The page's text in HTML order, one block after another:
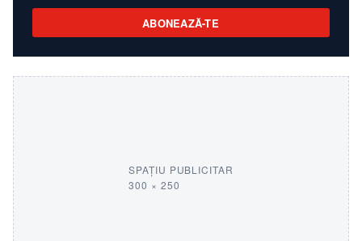
ABONEAZĂ-TE
SPAȚIU PUBLICITAR
300 × 250